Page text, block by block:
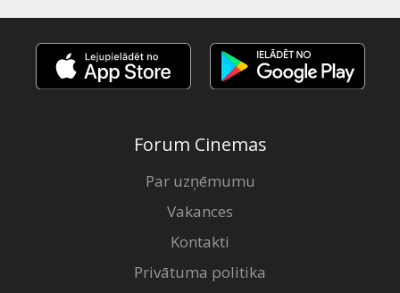
Forum Cinemas
Par uzņēmumu
Vakances
Kontakti
Privātuma politika